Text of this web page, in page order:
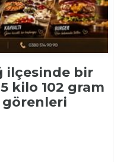
ilçesinde bir
kilo 102 gram
görenleri